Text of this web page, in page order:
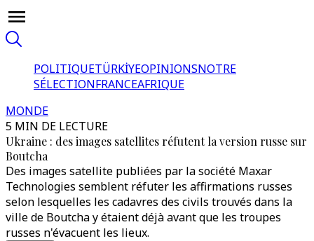
POLITIQUETÜRKİYEOPINIONSNOTRE
SÉLECTIONFRANCEAFRIQUE
MONDE
5 MIN DE LECTURE
Ukraine : des images satellites réfutent la version russe sur
Boutcha
Des images satellite publiées par la société Maxar
Technologies semblent réfuter les affirmations russes
selon lesquelles les cadavres des civils trouvés dans la
ville de Boutcha y étaient déjà avant que les troupes
russes n'évacuent les lieux.